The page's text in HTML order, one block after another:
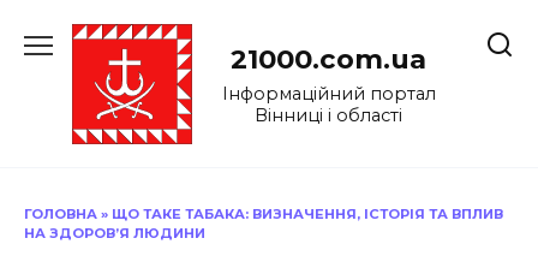
до
21000.com.ua
Інформаційний портал
Вінниці і області
ГОЛОВНА » ЩО ТАКЕ ТАБАКА: ВИЗНАЧЕННЯ, ІСТОРІЯ ТА ВПЛИВ
НА ЗДОРОВ’Я ЛЮДИНИ